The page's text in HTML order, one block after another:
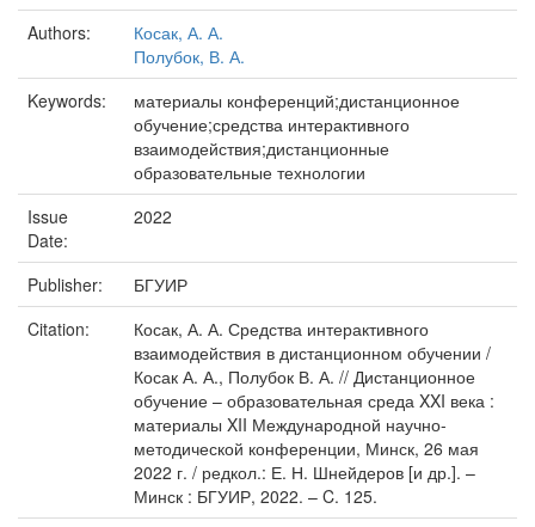
Authors:
Косак, А. А.
Полубок, В. А.
Keywords:
материалы конференций;дистанционное
обучение;средства интерактивного
взаимодействия;дистанционные
образовательные технологии
Issue
Date:
2022
Publisher:
БГУИР
Citation:
Косак, А. А. Средства интерактивного
взаимодействия в дистанционном обучении /
Косак А. А., Полубок В. А. // Дистанционное
обучение – образовательная среда XXI века :
материалы XII Международной научно-
методической конференции, Минск, 26 мая
2022 г. / редкол.: Е. Н. Шнейдеров [и др.]. –
Минск : БГУИР, 2022. – C. 125.